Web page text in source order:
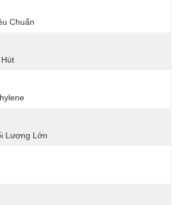
Chuẩn
Lượng Lớn